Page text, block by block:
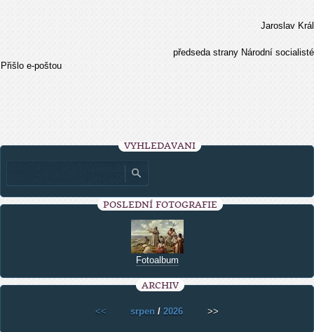
Jaroslav Král
předseda strany Národní socialisté
Přišlo e-poštou
VYHLEDÁVÁNÍ
POSLEDNÍ FOTOGRAFIE
Fotoalbum
ARCHIV
<< srpen / 2026 >>